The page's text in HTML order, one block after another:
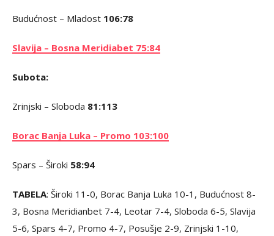
Budućnost – Mladost 106:78
Slavija – Bosna Meridiabet 75:84
Subota:
Zrinjski – Sloboda 81:113
Borac Banja Luka – Promo 103:100
Spars – Široki 58:94
TABELA: Široki 11-0, Borac Banja Luka 10-1, Budućnost 8-
3, Bosna Meridianbet 7-4, Leotar 7-4, Sloboda 6-5, Slavija
5-6, Spars 4-7, Promo 4-7, Posušje 2-9, Zrinjski 1-10,